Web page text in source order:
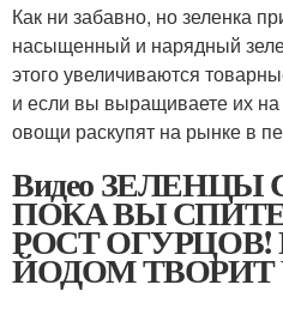
Как ни забавно, но зеленка
насыщенный и нарядный
этого увеличиваются
и если вы выращиваете их
овощи раскупят на рынке в
Видео
ПОКА ВЫ
РОСТ
ЙОДОМ ТВОРИТ